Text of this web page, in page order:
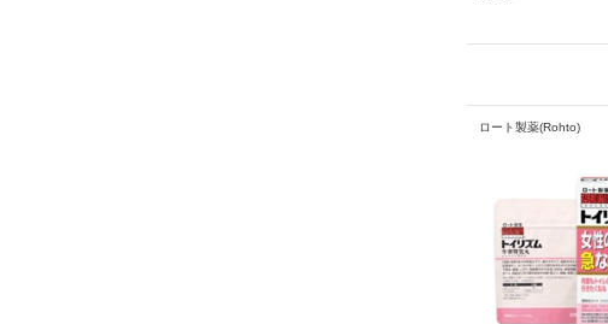
ロート製薬(Rohto)